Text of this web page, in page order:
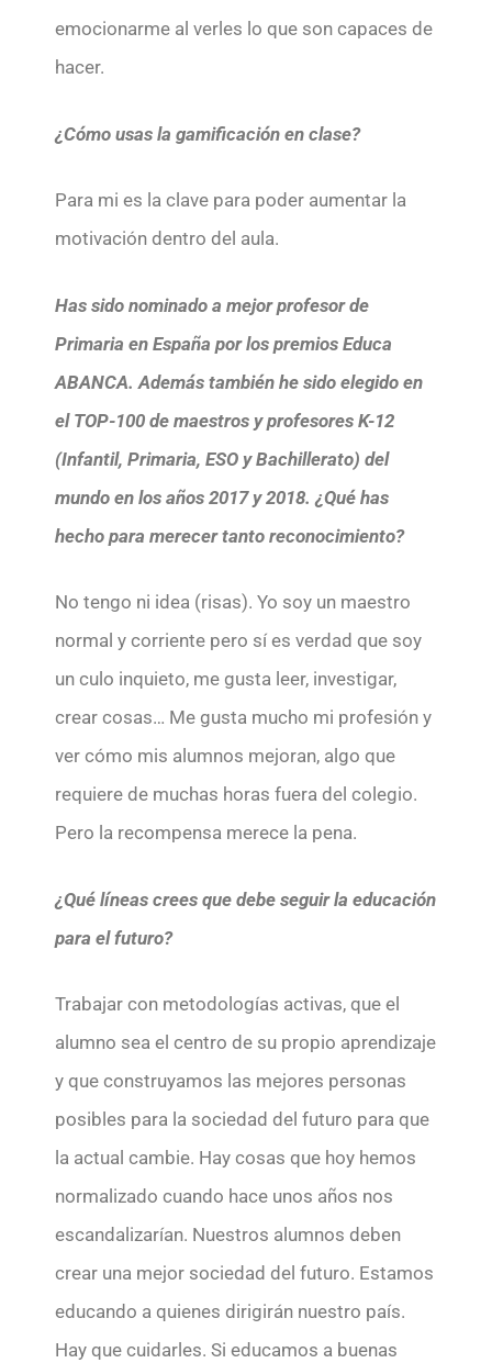
emocionarme al verles lo que son capaces de
hacer.
¿Cómo usas la gamificación en clase?
Para mi es la clave para poder aumentar la
motivación dentro del aula.
Has sido nominado a mejor profesor de
Primaria en España por los premios Educa
ABANCA. Además también he sido elegido en
el TOP-100 de maestros y profesores K-12
(Infantil, Primaria, ESO y Bachillerato) del
mundo en los años 2017 y 2018. ¿Qué has
hecho para merecer tanto reconocimiento?
No tengo ni idea (risas). Yo soy un maestro
normal y corriente pero sí es verdad que soy
un culo inquieto, me gusta leer, investigar,
crear cosas… Me gusta mucho mi profesión y
ver cómo mis alumnos mejoran, algo que
requiere de muchas horas fuera del colegio.
Pero la recompensa merece la pena.
¿Qué líneas crees que debe seguir la educación
para el futuro?
Trabajar con metodologías activas, que el
alumno sea el centro de su propio aprendizaje
y que construyamos las mejores personas
posibles para la sociedad del futuro para que
la actual cambie. Hay cosas que hoy hemos
normalizado cuando hace unos años nos
escandalizarían. Nuestros alumnos deben
crear una mejor sociedad del futuro. Estamos
educando a quienes dirigirán nuestro país.
Hay que cuidarles. Si educamos a buenas